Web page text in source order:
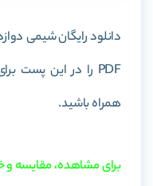
دانلود رایگانشیمی
PDF را در این پست برای شما آماده کرده ایم. با
همراه باشید.
برای مشاهده، مقایسه و